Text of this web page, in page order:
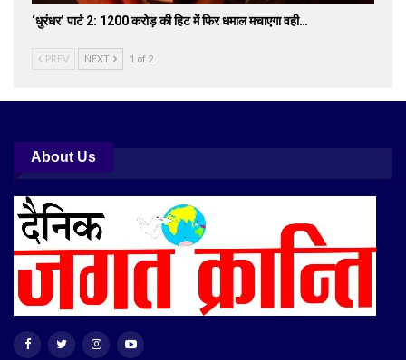
‘धुरंधर’ पार्ट 2: 1200 करोड़ की हिट में फिर धमाल मचाएगा वही…
PREV NEXT 1 of 2
About Us